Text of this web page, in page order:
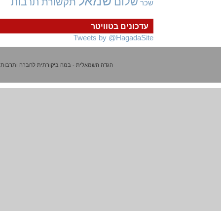
עדכונים בטוויטר
Tweets by @HagadaSite
שכר
הגדה השמאלית - במה ביקורתית לחברה ותרבות